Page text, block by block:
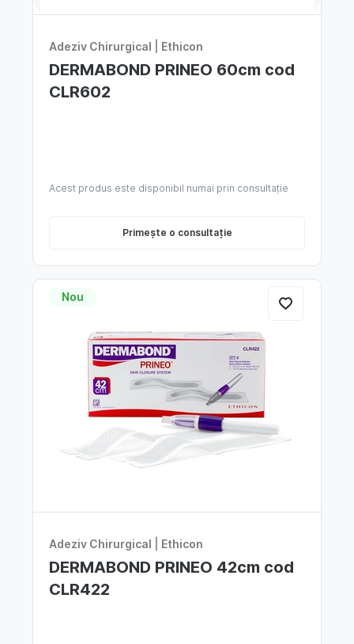
Adeziv Chirurgical Ethicon
DERMABOND PRINEO 60cm cod
CLR602
Acest produs este disponibil numai prin consultație
Primește o consultație
Nou
Adeziv Chirurgical Ethicon
DERMABOND PRINEO 42cm cod
CLR422